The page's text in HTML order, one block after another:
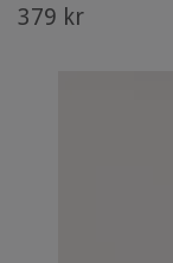
379 kr